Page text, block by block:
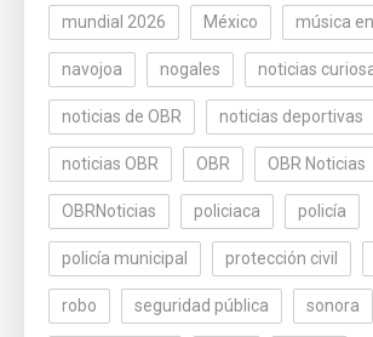
mundial 2026 México música
navojoa nogales noticias
noticias de OBR noticias deportivas
noticias OBR OBR OBR Noticias
OBRNoticias policiaca policía
policía municipal protección civil
robo seguridad pública sonora